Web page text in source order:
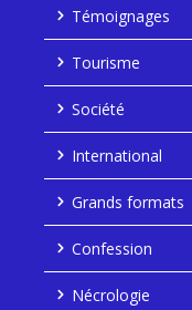
Témoignages
Tourisme
Société
International
Grands formats
Confession
Nécrologie